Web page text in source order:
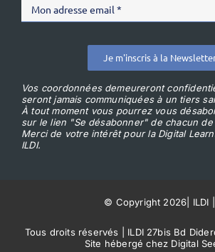
Je m'inscris à la
Vos coordonnées demeureront
seront jamais communiquées à un tiers
À tout moment vous pourrez vous
sur le lien "Se désabonner" de chacun de
Merci de votre intérêt pour la Digital
ILDI.
© Copyright 2026 ILDI
Tous droits réservés | ILDI 27bis Bd
Site hébergé chez Digital